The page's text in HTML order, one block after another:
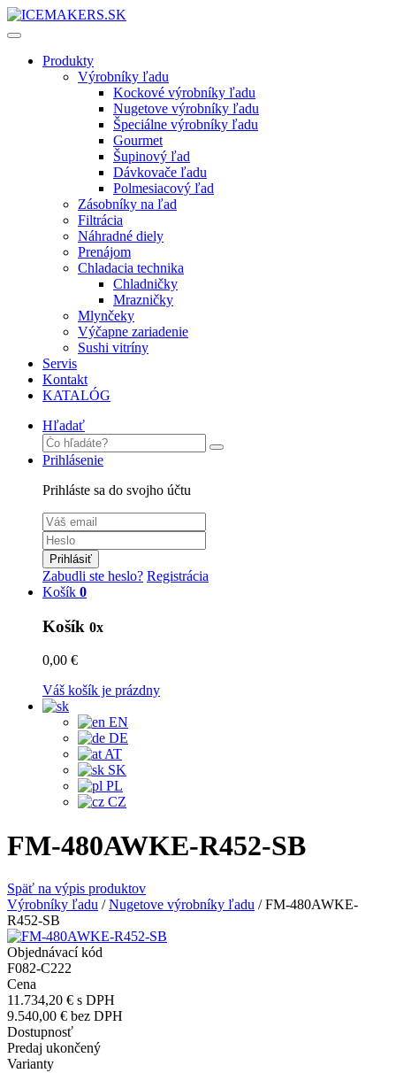
Produkty
Výrobníky ľadu
Kockové výrobníky ľadu
Nugetove výrobníky ľadu
Špeciálne výrobníky ľadu
Gourmet
Šupinový ľad
Dávkovače ľadu
Polmesiacový ľad
Zásobníky na ľad
Filtrácia
Náhradné diely
Prenájom
Chladacia technika
Chladničky
Mrazničky
Mlynčeky
Výčapne zariadenie
Sushi vitríny
Servis
Kontakt
KATALÓG
Hľadať
Prihlásenie
Prihláste sa do svojho účtu
Prihlásiť
Zabudli ste heslo? Registrácia
Košík 0
Košík 0x
0,00 €
Váš košík je prázdny
EN
DE
AT
SK
PL
CZ
FM-480AWKE-R452-SB
Späť na výpis produktov
Výrobníky ľadu /Nugetove výrobníky ľadu /FM-480AWKE-
R452-SB
Objednávací kód
F082-C222
Cena
11.734,20 € s DPH
9.540,00 € bez DPH
Dostupnosť
Predaj ukončený
Varianty